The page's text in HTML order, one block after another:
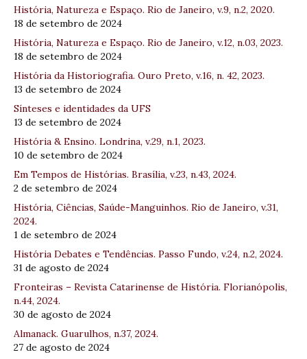
História, Natureza e Espaço. Rio de Janeiro, v.9, n.2, 2020.
18 de setembro de 2024
História, Natureza e Espaço. Rio de Janeiro, v.12, n.03, 2023.
18 de setembro de 2024
História da Historiografia. Ouro Preto, v.16, n. 42, 2023.
13 de setembro de 2024
Sínteses e identidades da UFS
13 de setembro de 2024
História & Ensino. Londrina, v.29, n.1, 2023.
10 de setembro de 2024
Em Tempos de Histórias. Brasília, v.23, n.43, 2024.
2 de setembro de 2024
História, Ciências, Saúde-Manguinhos. Rio de Janeiro, v.31,
2024.
1 de setembro de 2024
História Debates e Tendências. Passo Fundo, v.24, n.2, 2024.
31 de agosto de 2024
Fronteiras – Revista Catarinense de História. Florianópolis,
n.44, 2024.
30 de agosto de 2024
Almanack. Guarulhos, n.37, 2024.
27 de agosto de 2024